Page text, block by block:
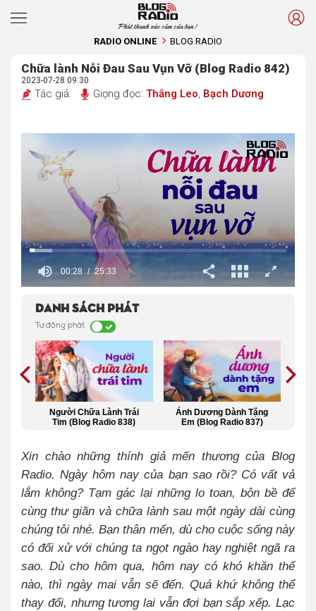
Phát thanh xúc cảm của bạn !
RADIO ONLINE BLOG RADIO
Chữa lành Nỗi Đau Sau Vụn Vỡ (Blog Radio 842)
2023-07-28 09:30
Tác giả: Giọng đọc: Thắng Leo, Bạch Dương
00:29 25:33
Danh sách phát
Tự động phát
Người Chữa Lành Trái
Tim (Blog Radio 838)
Ánh Dương Dành Tặng
Em (Blog Radio 837)
Xin chào những thính giả mến thương của Blog
Radio. Ngày hôm nay của bạn sao rồi? Có vất vả
lắm không? Tạm gác lại những lo toan, bộn bề để
cùng thư giãn và chữa lành sau một ngày dài cùng
chúng tôi nhé.Bạn thân mến, dù cho cuộc sống này
có đối xử với chúng ta ngọt ngào hay nghiệt ngã ra
sao. Dù cho hôm qua, hôm nay có khó khăn thế
nào, thì ngày mai vẫn sẽ đến. Quá khứ không thể
thay đổi, nhưng tương lai vẫn đợi bạn sắp xếp. Lạc